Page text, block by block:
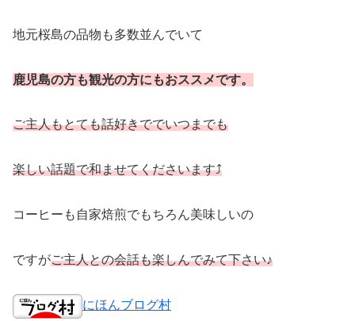
地元桜島の品物も多数並んでいて
鹿児島の方も観光の方にもおススメです。
ご主人もとても話好きででいつまでも
楽しい話題で和ませてくださいます⤴
コーヒーも自家焙煎でもちろん美味しいの
ですがご主人との会話も楽しんでみて下さい♪
にほんブログ村